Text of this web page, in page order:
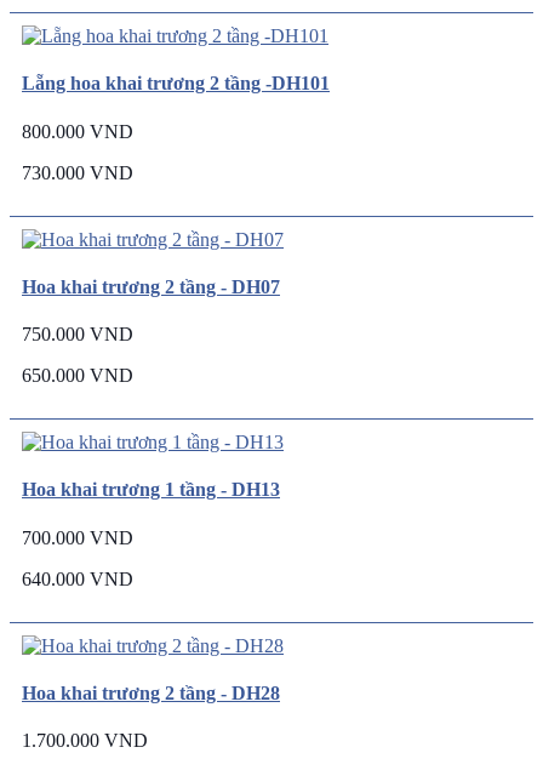
Lẵng hoa khai trương 2 tầng -DH101
800.000 VND
730.000 VND
Hoa khai trương 2 tầng - DH07
750.000 VND
650.000 VND
Hoa khai trương 1 tầng - DH13
700.000 VND
640.000 VND
Hoa khai trương 2 tầng - DH28
1.700.000 VND